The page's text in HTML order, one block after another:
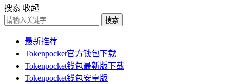
搜索 收起
搜索
最新推荐
Tokenpocket官方钱包下载
Tokenpocket钱包最新版下载
Tokenpocket钱包安卓版